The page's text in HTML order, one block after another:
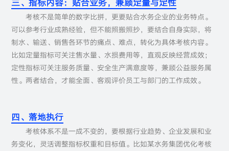
三、指标内容：贴合业务，兼顾定量与定性
考核不是简单的数字比拼，更要贴合水务企业的业务特点。
可以参考行业成熟经验，但不能照搬照抄，要结合自身实际，将
制水、输送、销售各环节的痛点、难点，转化为具体考核内容。
比如定量指标可关注售水量、水损费用等，直观反映经营成效；
定性指标可关注服务质量、安全生产满意度等，兼顾公益服务属
性。两者结合，才能全面、客观评价员工与部门的工作成效。
四、落地执行
考核体系不是一成不变的，要根据行业趋势、企业发展和业
务变化，灵活调整指标权重和目标值。比如某水务集团优化考核